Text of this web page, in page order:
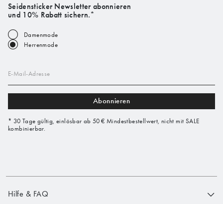
Seidensticker Newsletter abonnieren
und 10% Rabatt sichern.*
Damenmode
Herrenmode
E-Mail-Adresse
Abonnieren
* 30 Tage gültig, einlösbar ab 50 € Mindestbestellwert, nicht mit SALE
kombinierbar.
Hilfe & FAQ